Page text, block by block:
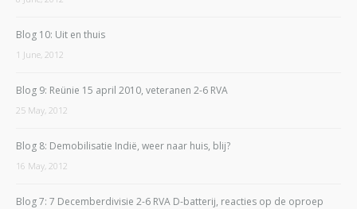
Blog 10: Uit en thuis
1 June, 2012
Blog 9: Reünie 15 april 2010, veteranen 2-6 RVA
25 May, 2012
Blog 8: Demobilisatie Indië, weer naar huis, blij?
16 May, 2012
Blog 7: 7 Decemberdivisie 2-6 RVA D-batterij, reacties op de oproep